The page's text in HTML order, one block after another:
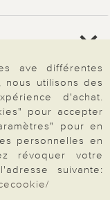
|Vie privée & cookies
ave différentes
nous utilisons des
d'achat.
pour accepter
pour en
personnelles en
révoquer votre
suivante: